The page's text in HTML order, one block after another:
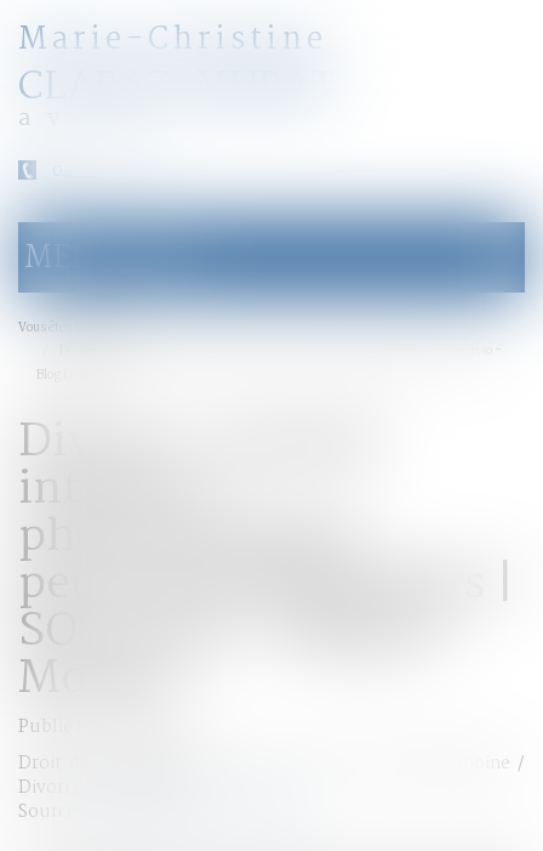
Marie-Christine
CLARAZ-MURAT
avocat
le
menu
MENU
Vous êtes ici :
Divorce : journal intime et photomontages peuvent être produits | SOS conso -
Blog Le Monde
Divorce : journal
intime et
photomontages
peuvent être produits |
SOS conso - Blog Le
Monde
Publié le :
Droit de la famille, des personnes et de leur patrimoine /
Divorce et séparation
Source :